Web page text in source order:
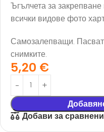
Ъгълчета за
всички видове фото
Самозалепващи. Пасват
снимките.
5,20 €
Добави за